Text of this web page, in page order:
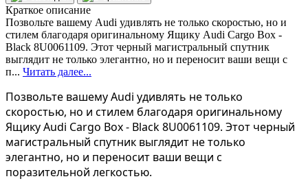
Краткое описание
Позвольте вашему Audi удивлять не только скоростью, но и
стилем благодаря оригинальному Ящику Audi Cargo Box -
Black 8U0061109. Этот черный магистральный спутник
выглядит не только элегантно, но и переносит ваши вещи с
п... Читать далее...
Позвольте вашему Audi удивлять не только
скоростью, но и стилем благодаря оригинальному
Ящику Audi Cargo Box - Black 8U0061109. Этот черный
магистральный спутник выглядит не только
элегантно, но и переносит ваши вещи с
поразительной легкостью.